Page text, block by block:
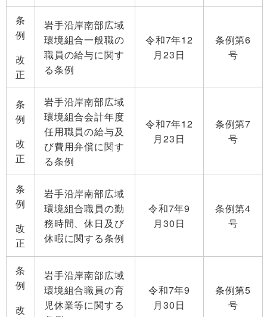
条
例
改
正
岩手沿岸南部広域
環境組合一般職の
職員の給与に関す
る条例
令和7年12
月23日
条例第6
号
条
例
改
正
岩手沿岸南部広域
環境組合会計年度
任用職員の給与及
び費用弁償に関す
る条例
令和7年12
月23日
条例第7
号
条
例
改
正
岩手沿岸南部広域
環境組合職員の勤
務時間、休日及び
休暇に関する条例
令和7年9
月30日
条例第4
号
条
例
改
岩手沿岸南部広域
環境組合職員の育
児休業等に関する
令和7年9
月30日
条例第5
号